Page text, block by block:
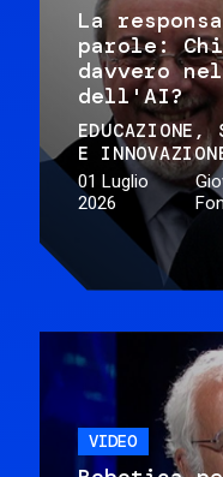
La
parole:
davvero
dell'AI?
EDUCAZIONE
E
01 Luglio
2026
VIDEO